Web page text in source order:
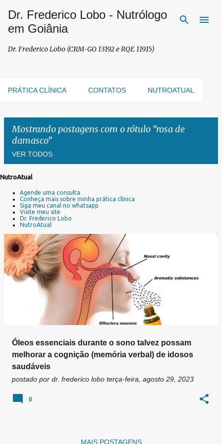
Pular para o conteúdo principal
Dr. Frederico Lobo - Nutrólogo
em Goiânia
Dr. Frederico Lobo (CRM-GO 13192 e RQE 11915)
PRÁTICA CLÍNICA CONTATOS NUTROATUAL
Mostrando postagens com o rótulo rosa de
damasco
VER TODOS
g
e
n
NutroAtual
Agende uma consulta
Conheça mais sobre minha prática clínica
Siga meu canal no whatsapp
Visite meu site
Dr. Frederico Lobo
NutroAtual
Óleos essenciais durante o sono talvez possam
melhorar a cognição (memória verbal) de idosos
saudáveis
postado por dr. frederico lobo terça-feira, agosto 29, 2023
0
MAIS POSTAGENS